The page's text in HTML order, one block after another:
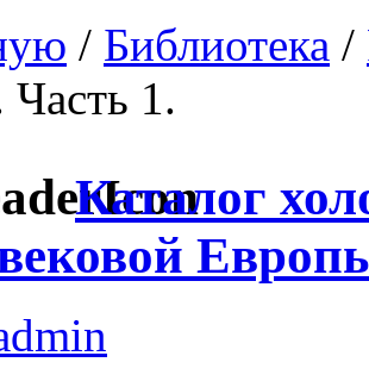
/ Библиотека /
1.
Каталог